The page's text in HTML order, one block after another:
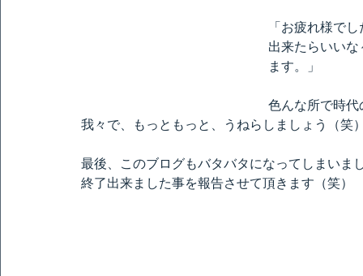
「お疲れ様で
出来たらいい
ます。」
色んな所で時
我々で、もっともっと、うねらしましょう（笑
最後、このブログもバタバタになってしまいま
終了出来ました事を報告させて頂きます（笑）